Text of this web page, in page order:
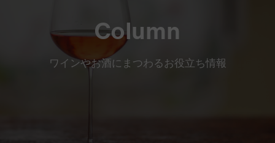
Column
ワインやお酒にまつわるお役立ち情報